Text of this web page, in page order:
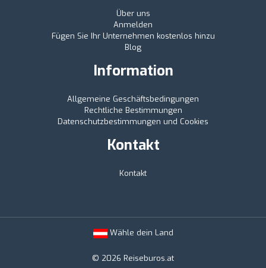
Über uns
Anmelden
Fügen Sie Ihr Unternehmen kostenlos hinzu
Blog
Information
Allgemeine Geschäftsbedingungen
Rechtliche Bestimmungen
Datenschutzbestimmungen und Cookies
Kontakt
Kontakt
Wähle dein Land
© 2026 Reiseburos.at